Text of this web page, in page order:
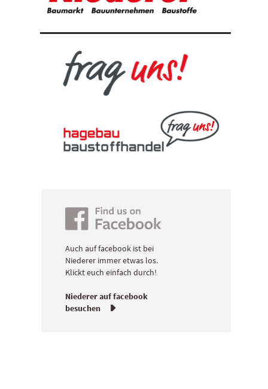
Auch auf facebook ist bei
Niederer immer etwas los.
Klickt euch einfach durch!
Niederer auf facebook
besuchen
